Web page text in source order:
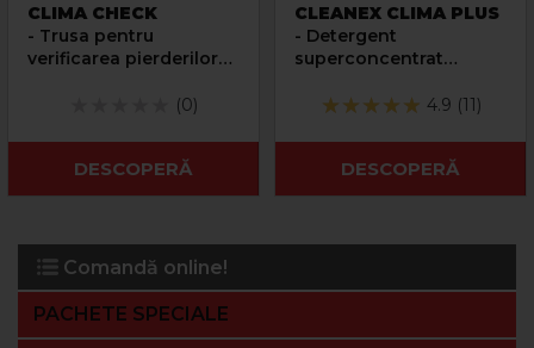
Comandă online!
PACHETE SPECIALE
CLIMA CHECK
- Trusa pentru
verificarea pierderilor
de aer conditionat
(0)
DESCOPERĂ
CLEANEX CLIMA PLUS
- Detergent
superconcentrat
climatizare
4.9 (11)
DESCOPERĂ